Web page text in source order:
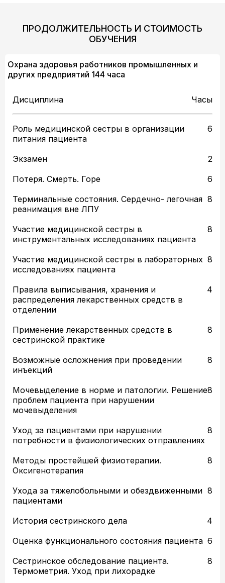
ПРОДОЛЖИТЕЛЬНОСТЬ И СТОИМОСТЬ
ОБУЧЕНИЯ
Охрана здоровья работников промышленных и
других предприятий 144 часа
Дисциплина Часы
Роль медицинской сестры в организации
питания пациента
6
Экзамен
2
Потеря. Смерть. Горе
6
Терминальные состояния. Сердечно- легочная
реанимация вне ЛПУ
8
Участие медицинской сестры в
инструментальных исследованиях пациента
8
Участие медицинской сестры в лабораторных
исследованиях пациента
8
Правила выписывания, хранения и
распределения лекарственных средств в
отделении
4
Применение лекарственных средств в
сестринской практике
8
Возможные осложнения при проведении
инъекций
8
Мочевыделение в норме и патологии. Решение
проблем пациента при нарушении
мочевыделения
8
Уход за пациентами при нарушении
потребности в физиологических отправлениях
8
Методы простейшей физиотерапии.
Оксигенотерапия
8
Ухода за тяжелобольными и обездвиженными
пациентами
8
История сестринского дела
4
Оценка функционального состояния пациента 6
Сестринское обследование пациента.
Термометрия. Уход при лихорадке
8